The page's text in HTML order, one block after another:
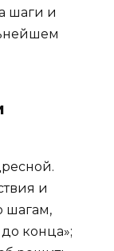
шаги и
и
шагам,
конца»;